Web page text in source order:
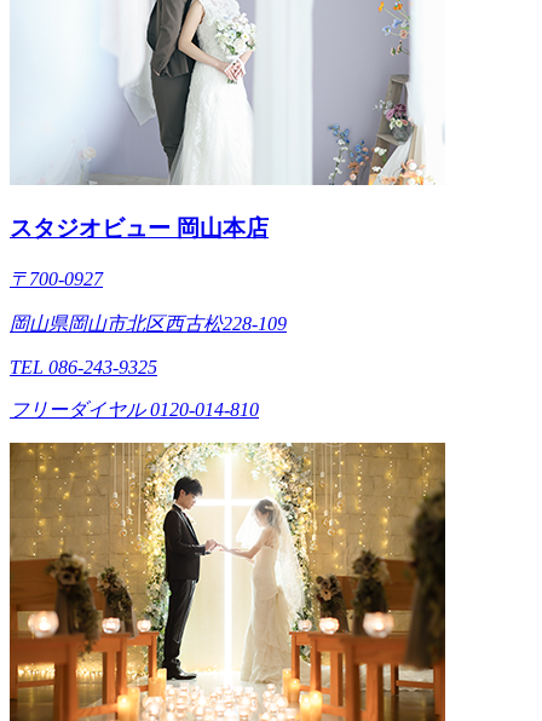
スタジオビュー 岡山本店
〒700-0927
岡山県岡山市北区西古松228-109
TEL 086-243-9325
フリーダイヤル 0120-014-810